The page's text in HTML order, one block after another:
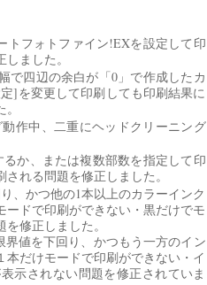
トフォトファイン!EXを設定して印
ました。
で四辺の余白が「0」で作成したカ
]を変更して印刷しても印刷結果に
作中、二重にヘッドクリーニング
か、または複数部数を指定して印
れる問題を修正しました。
、かつ他の1本以上のカラーインク
ドで印刷ができない・黒だけでモ
修正しました。
界値を下回り、かつもう一方のイン
だけモードで印刷ができない・イ
示されない問題を修正されていま